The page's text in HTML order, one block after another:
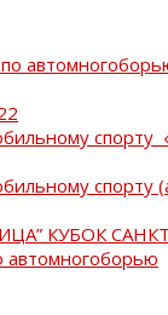
спорту
КУБОК
автомногоборью